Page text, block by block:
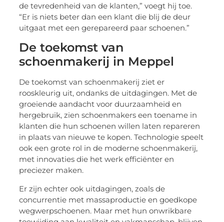
de tevredenheid van de klanten,” voegt hij toe.
“Er is niets beter dan een klant die blij de deur
uitgaat met een gerepareerd paar schoenen.”
De toekomst van
schoenmakerij in Meppel
De toekomst van schoenmakerij ziet er
rooskleurig uit, ondanks de uitdagingen. Met de
groeiende aandacht voor duurzaamheid en
hergebruik, zien schoenmakers een toename in
klanten die hun schoenen willen laten repareren
in plaats van nieuwe te kopen. Technologie speelt
ook een grote rol in de moderne schoenmakerij,
met innovaties die het werk efficiënter en
preciezer maken.
Er zijn echter ook uitdagingen, zoals de
concurrentie met massaproductie en goedkope
wegwerpschoenen. Maar met hun onwrikbare